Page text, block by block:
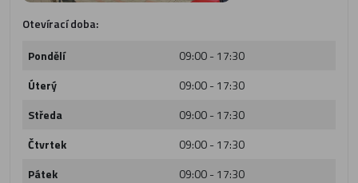
Otevírací doba:
Pondělí
09:00 - 17:30
Úterý
09:00 - 17:30
Středa
09:00 - 17:30
Čtvrtek
09:00 - 17:30
Pátek
09:00 - 17:30